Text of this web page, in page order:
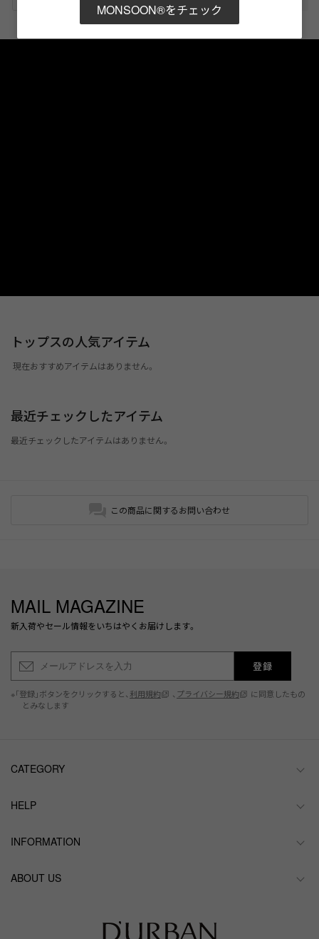
トップスの人気アイテム
現在おすすめアイテムはありません。
最近チェックしたアイテム
最近チェックしたアイテムはありません。
この商品に関するお問い合わせ
MAIL MAGAZINE
新入荷やセール情報をいちはやくお届けします。
登録
※「登録」ボタンをクリックすると、 利用規約 、 プライバシー規約
に同意したもの
とみなします
CATEGORY
HELP
INFORMATION
ABOUT US
MONSOON®をチェック